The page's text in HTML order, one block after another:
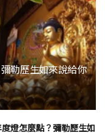
勒歷生如來說給你
燈怎麼點？彌勒歷生如